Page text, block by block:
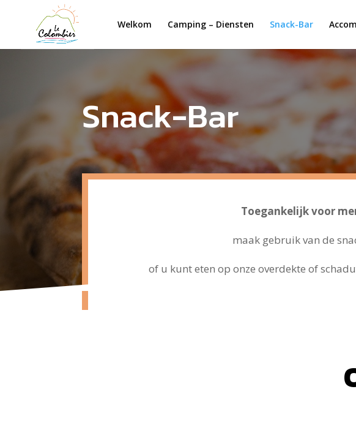
Welkom Camping – Diensten Snack-Bar
Snack-Bar
Toegankelijk voor
maak gebruik van de
of u kunt eten op onze overdekte of
Cookies beheer paneel